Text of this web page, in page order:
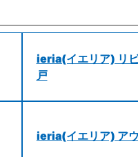
ieria(イエリア) リビ
戸
ieria(イエリア) ア